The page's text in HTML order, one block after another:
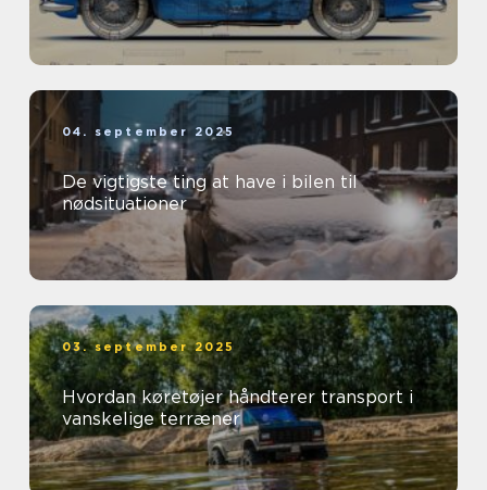
04. september 2025
De vigtigste ting at have i bilen til
nødsituationer
03. september 2025
Hvordan køretøjer håndterer transport i
vanskelige terræner